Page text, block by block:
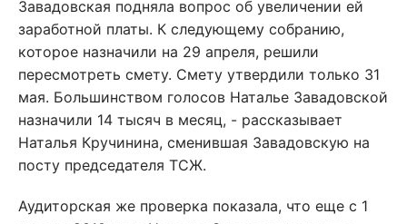
Завадовская подняла вопрос об увеличении ей
заработной платы. К следующему собранию,
которое назначили на 29 апреля, решили
пересмотреть смету. Смету утвердили только 31
мая. Большинством голосов Наталье Завадовской
назначили 14 тысяч в месяц, - рассказывает
Наталья Кручинина, сменившая Завадовскую на
посту председателя ТСЖ.
Аудиторская же проверка показала, что еще с 1